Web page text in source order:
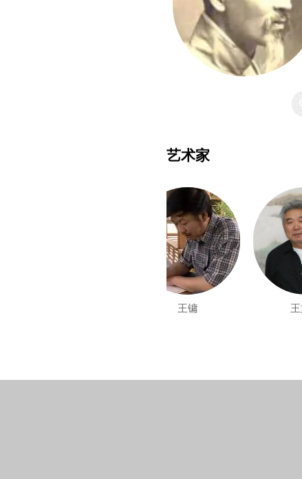
艺术家
王文芳